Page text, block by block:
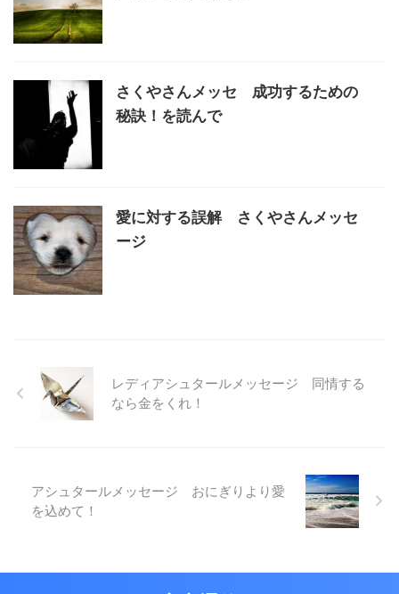
さくやさんメッセ 成功するための
秘訣！を読んで
愛に対する誤解 さくやさんメッセ
ージ
レディアシュタールメッセージ 同情する
なら金をくれ！
アシュタールメッセージ おにぎりより愛
を込めて！